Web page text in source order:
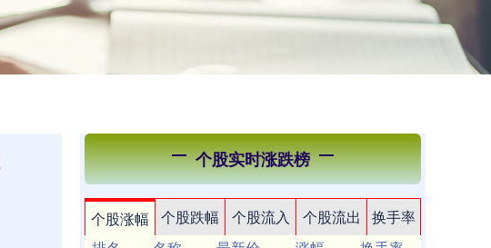
个股实时涨跌榜
个股涨幅 个股跌幅 个股流入 个股流出
换手率